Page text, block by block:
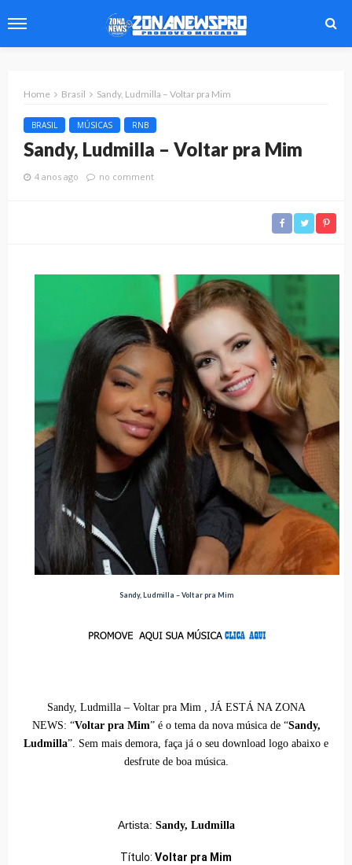
Home Brasil Sandy, Ludmilla – Voltar pra Mim
BRASIL MÚSICAS RNB
Sandy, Ludmilla – Voltar pra Mim
4 anos ago no comment
Sandy, Ludmilla – Voltar pra Mim
Sandy, Ludmilla – Voltar pra Mim , JÁ ESTÁ NA ZONA
NEWS: “Voltar pra Mim” é o tema da nova música de “Sandy,
Ludmilla”. Sem mais demora, faça já o seu download logo abaixo e
desfrute de boa música.
Artista: Sandy, Ludmilla
Título: Voltar pra Mim